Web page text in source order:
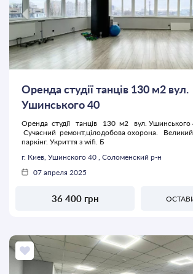
Оренда студії танців 130 м2 вул.
Ушинського 40
Оренда студії танців 130 м2 вул. Ушинського
Сучасний ремонт,цілодобова охорона.
паркінг. Укриття з wifi. Б
г. Киев, Ушинского 40 , Соломенский р-н
07 апреля 2025
36 400 грн